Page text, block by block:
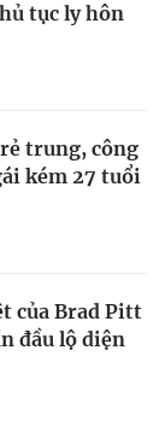
tục ly hôn
trung, công
kém 27 tuổi
của Brad Pitt
đầu lộ diện